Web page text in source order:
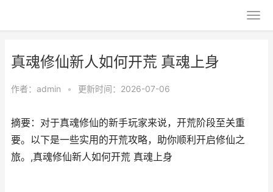
真魂修仙新人如何开荒 真魂上身
作者： admin • 更新时间：2026-07-06
摘要：对于真魂修仙的新手玩家来说，开荒阶段至关重
要。以下是一些实用的开荒攻略，助你顺利开启修仙之
旅。,真魂修仙新人如何开荒 真魂上身